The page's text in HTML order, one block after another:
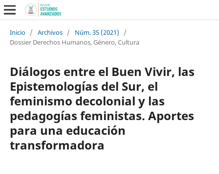
Inicio / Archivos / Núm. 35 (2021)
/
Dossier Derechos Humanos, Género, Cultura
Diálogos entre el Buen Vivir, las
Epistemologías del Sur, el
feminismo decolonial y las
pedagogías feministas. Aportes
para una educación
transformadora